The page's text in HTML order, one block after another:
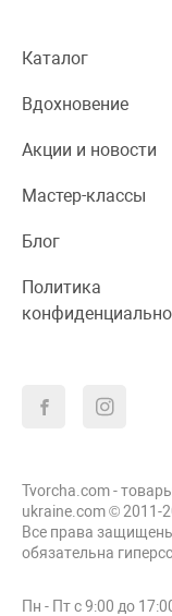
Каталог
Вдохновение
Акции и новости
Мастер-классы
Блог
Политика
Tvorcha.com -
ukraine.com © 2011-
Все права
обязательна
Пн - Пт с 9:00 до